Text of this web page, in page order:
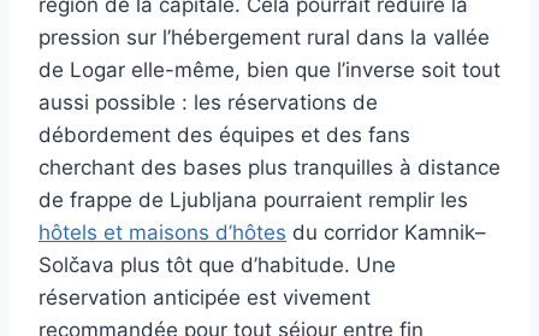
pression sur l’hébergement rural dans la vallée
de Logar elle-même, bien que l’inverse soit tout
aussi possible : les réservations de
débordement des équipes et des fans
cherchant des bases plus tranquilles à distance
de frappe de Ljubljana pourraient remplir les
hôtels et maisons d’hôtes du corridor Kamnik–
Solčava plus tôt que d’habitude. Une
réservation anticipée est vivement
recommandée pour tout séjour entre fin